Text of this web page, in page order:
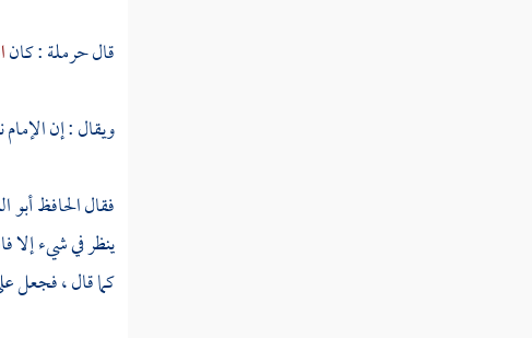
قالحرملة: كان
ويقال : إن
فقالالحافظ أبو
ينظر في شيء
كما قال ، فجعل